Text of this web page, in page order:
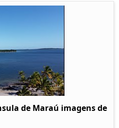
de Maraú imagens de